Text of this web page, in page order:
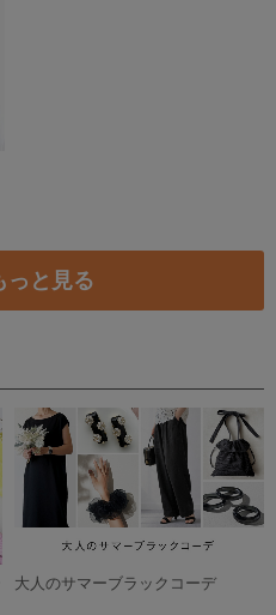
っと見る
大人のサマーブラックコーデ